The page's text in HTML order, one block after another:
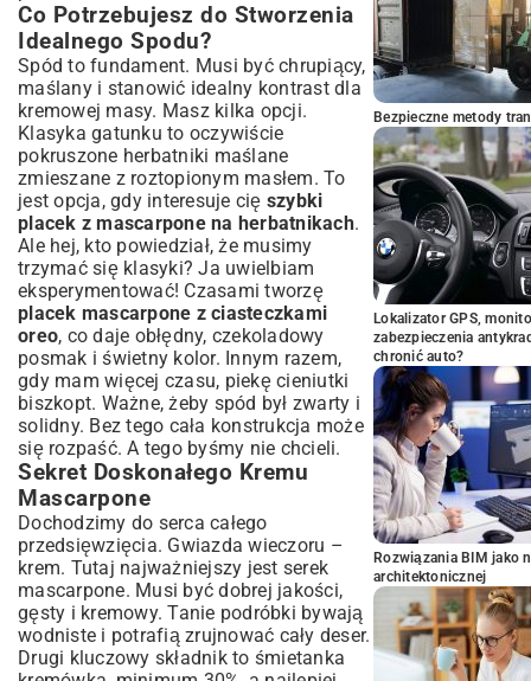
Co Potrzebujesz do Stworzenia
Idealnego Spodu?
Spód to fundament. Musi być chrupiący,
maślany i stanowić idealny kontrast dla
kremowej masy. Masz kilka opcji.
Klasyka gatunku to oczywiście
pokruszone herbatniki maślane
zmieszane z roztopionym masłem. To
jest opcja, gdy interesuje cię szybki
placek z mascarpone na herbatnikach.
Ale hej, kto powiedział, że musimy
trzymać się klasyki? Ja uwielbiam
eksperymentować! Czasami tworzę
placek mascarpone z ciasteczkami
oreo, co daje obłędny, czekoladowy
posmak i świetny kolor. Innym razem,
gdy mam więcej czasu, piekę cieniutki
biszkopt. Ważne, żeby spód był zwarty i
solidny. Bez tego cała konstrukcja może
się rozpaść. A tego byśmy nie chcieli.
Sekret Doskonałego Kremu
Mascarpone
Dochodzimy do serca całego
przedsięwzięcia. Gwiazda wieczoru –
krem. Tutaj najważniejszy jest serek
mascarpone. Musi być dobrej jakości,
gęsty i kremowy. Tanie podróbki bywają
wodniste i potrafią zrujnować cały deser.
Drugi kluczowy składnik to śmietanka
Bezpieczne metody
Lokalizator GPS,
zabezpieczenia
chronić auto?
Rozwiązania BIM jako
architektonicznej